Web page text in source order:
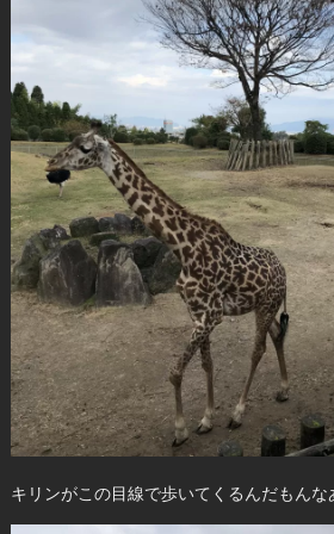
キリンがこの目線で歩いてくるんだもんな